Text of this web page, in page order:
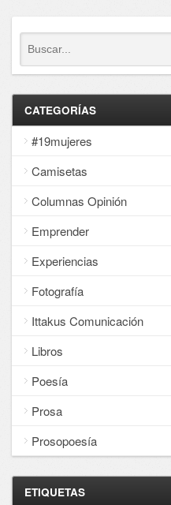
CATEGORÍAS
#19mujeres
Camisetas
Columnas Opinión
Emprender
Experiencias
Fotografía
Ittakus Comunicación
Libros
Poesía
Prosa
Prosopoesía
ETIQUETAS